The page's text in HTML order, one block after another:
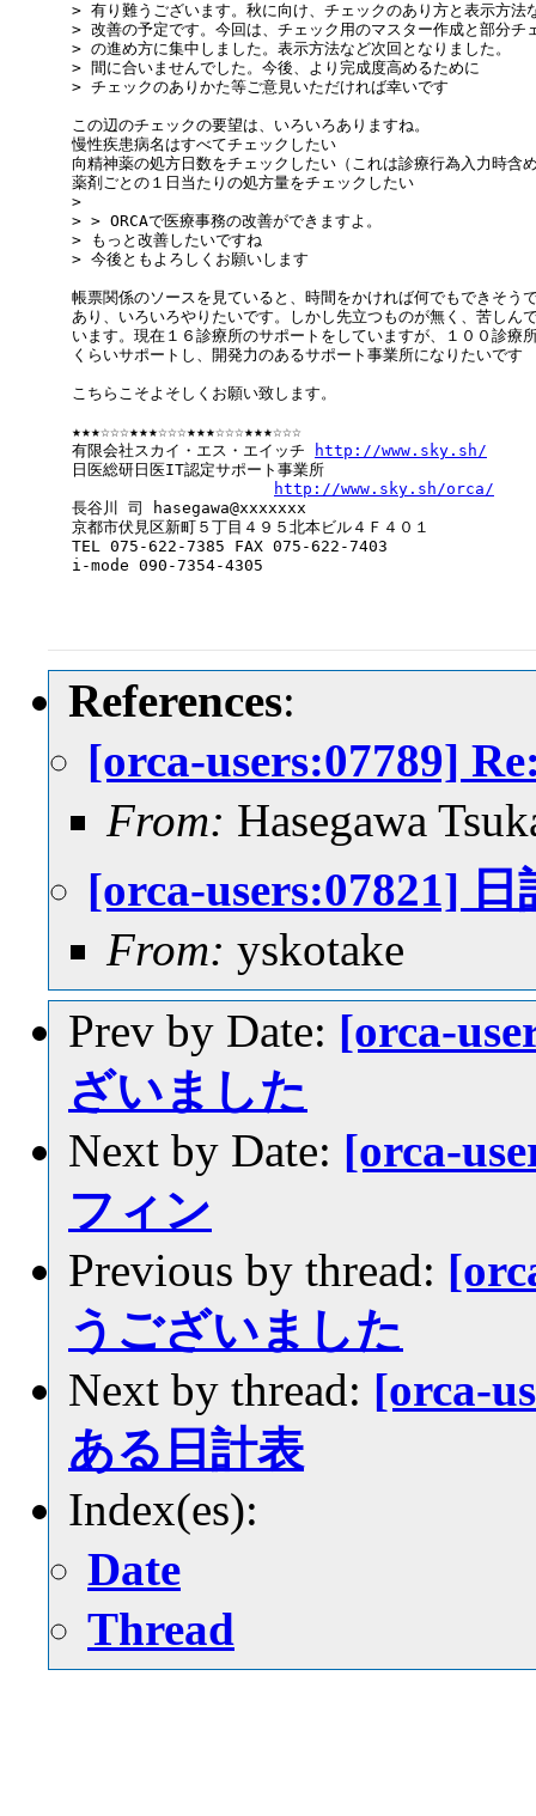
> 有り難うございます。秋に向け、チェックのあり方と表示方法
> 改善の予定です。今回は、チェック用のマスター作成と部分チ
> の進め方に集中しました。表示方法など次回となりました。
> 間に合いませんでした。今後、より完成度高めるために
> チェックのありかた等ご意見いただければ幸いです
この辺のチェックの要望は、いろいろありますね。
慢性疾患病名はすべてチェックしたい
向精神薬の処方日数をチェックしたい（これは診療行為入力時含
薬剤ごとの１日当たりの処方量をチェックしたい
>
> > ORCAで医療事務の改善ができますよ。
> もっと改善したいですね
> 今後ともよろしくお願いします
帳票関係のソースを見ていると、時間をかければ何でもできそう
あり、いろいろやりたいです。しかし先立つものが無く、苦しん
います。現在１６診療所のサポートをしていますが、１００診療
くらいサポートし、開発力のあるサポート事業所になりたいです
こちらこそよそしくお願い致します。
★★★☆☆☆★★★☆☆☆★★★☆☆☆★★★☆☆☆
有限会社スカイ・エス・エイッチ
http://www.sky.sh/
日医総研日医IT認定サポート事業所
http://www.sky.sh/orca/
長谷川 司 hasegawa@xxxxxxx
京都市伏見区新町５丁目４９５北本ビル４Ｆ４０１
TEL 075-622-7385 FAX 075-622-7403
i-mode 090-7354-4305
References:
[orca-users:07789]
From: Hasegawa
[orca-users:07821]
From: yskotake
Prev by Date: [orca-
ざいました
Next by Date: [orca-
フィン
Previous by thread:
うございました
Next by thread: [orca-
ある日計表
Index(es):
Date
Thread